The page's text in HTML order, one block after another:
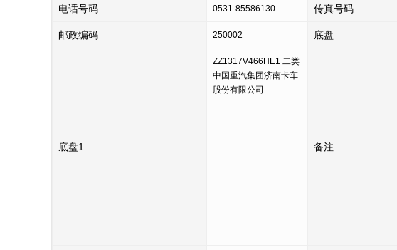
电话号码 0531-85586130 传真号码
邮政编码 250002 底盘
底盘1
ZZ1317V466HE1 二类
中国重汽集团济南卡车
股份有限公司
备注